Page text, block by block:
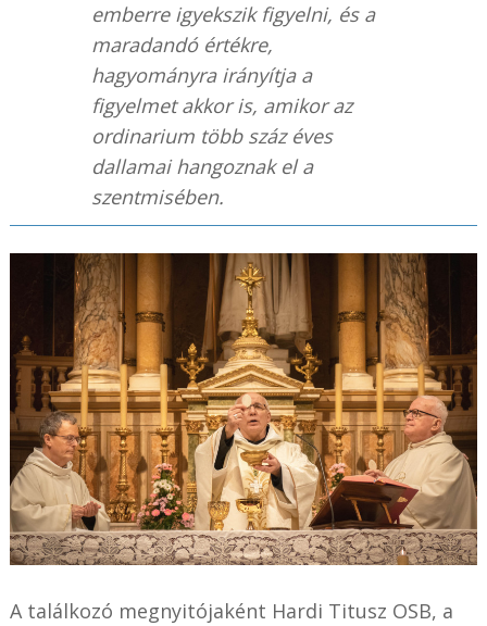
emberre igyekszik figyelni, és a
maradandó értékre,
hagyományra irányítja a
figyelmet akkor is, amikor az
ordinarium több száz éves
dallamai hangoznak el a
szentmisében.
A találkozó megnyitójaként Hardi Titusz OSB, a